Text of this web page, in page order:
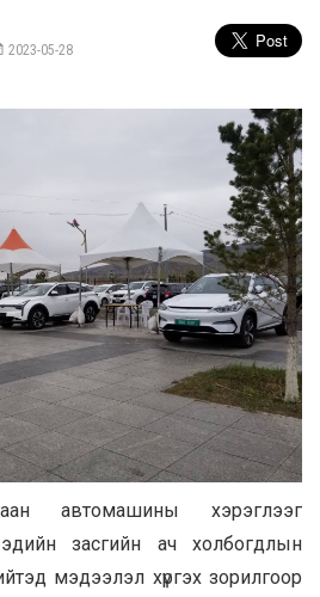
2023-05-28
автомашины хэрэглээг
эдийн засгийн ач холбогдлын
мэдээлэл хүргэх зорилгоор